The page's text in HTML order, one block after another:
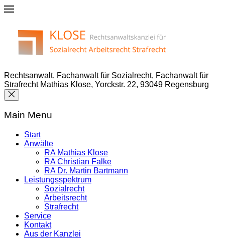
Rechtsanwalt, Fachanwalt für Sozialrecht, Fachanwalt für
Strafrecht Mathias Klose, Yorckstr. 22, 93049 Regensburg
Main Menu
Start
Anwälte
RA Mathias Klose
RA Christian Falke
RA Dr. Martin Bartmann
Leistungsspektrum
Sozialrecht
Arbeitsrecht
Strafrecht
Service
Kontakt
Aus der Kanzlei